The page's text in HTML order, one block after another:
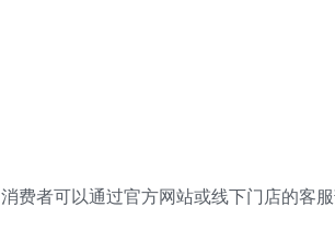
费者可以通过官方网站或线下门店的客